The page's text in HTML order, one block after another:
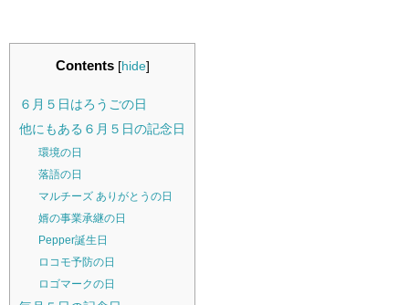
Contents [hide]
６月５日はろうごの日
他にもある６月５日の記念日
環境の日
落語の日
マルチーズ ありがとうの日
婿の事業承継の日
Pepper誕生日
ロコモ予防の日
ロゴマークの日